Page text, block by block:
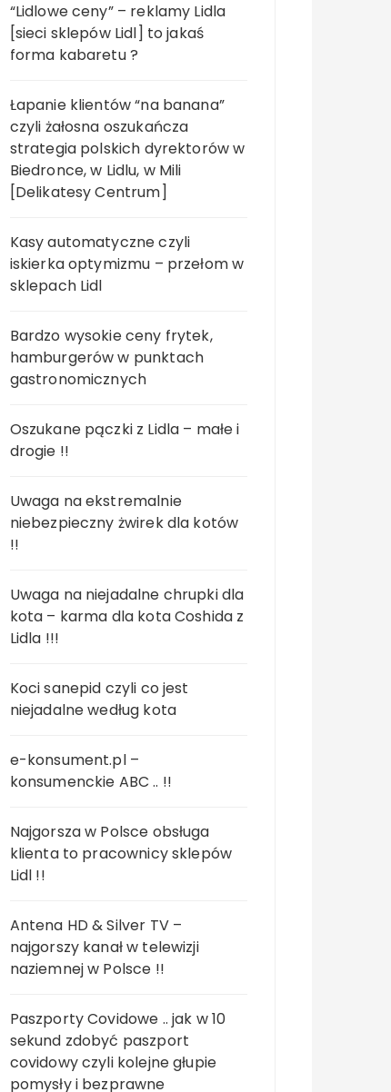
“Lidlowe ceny” – reklamy Lidla
[sieci sklepów Lidl] to jakaś
forma kabaretu ?
Łapanie klientów “na banana”
czyli żałosna oszukańcza
strategia polskich dyrektorów w
Biedronce, w Lidlu, w Mili
[Delikatesy Centrum]
Kasy automatyczne czyli
iskierka optymizmu – przełom w
sklepach Lidl
Bardzo wysokie ceny frytek,
hamburgerów w punktach
gastronomicznych
Oszukane pączki z Lidla – małe i
drogie !!
Uwaga na ekstremalnie
niebezpieczny żwirek dla kotów
!!
Uwaga na niejadalne chrupki dla
kota – karma dla kota Coshida z
Lidla !!!
Koci sanepid czyli co jest
niejadalne według kota
e-konsument.pl –
konsumenckie ABC .. !!
Najgorsza w Polsce obsługa
klienta to pracownicy sklepów
Lidl !!
Antena HD & Silver TV –
najgorszy kanał w telewizji
naziemnej w Polsce !!
Paszporty Covidowe .. jak w 10
sekund zdobyć paszport
covidowy czyli kolejne głupie
pomysły i bezprawne